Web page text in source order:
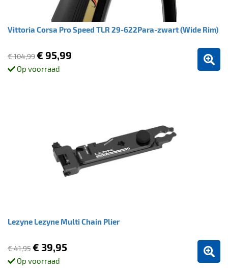
Vittoria Corsa Pro Speed TLR 29-622Para-zwart (Wide Rim)
€ 104,99€ 95,99
Op voorraad
Lezyne Lezyne Multi Chain Plier
€ 41,95€ 39,95
Op voorraad